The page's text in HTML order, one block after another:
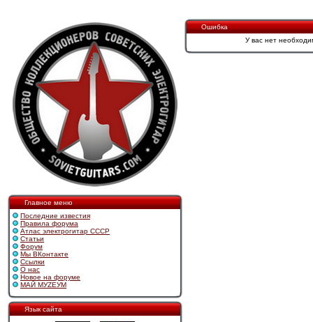
Главное меню
Последние известия
Правила форума
Атлас электрогитар СССР
Статьи
Форум
Мы ВКонтакте
Ссылки
О нас
Новое на форуме
МАЙ МУZЕУМ
Язык сайта
Ошибка
У вас нет